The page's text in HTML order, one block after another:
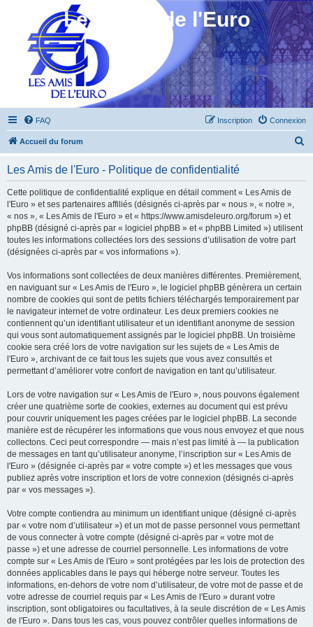
Les Amis de l'Euro
FAQ Connexion
Inscription
Accueil du forum
Les Amis de l'Euro - Politique de confidentialité
Cette politique de confidentialité explique en détail comment « Les Amis de
l'Euro » et ses partenaires affiliés (désignés ci-après par « nous », « notre »,
« nos », « Les Amis de l'Euro » et « https://www.amisdeleuro.org/forum ») et
phpBB (désigné ci-après par « logiciel phpBB » et « phpBB Limited ») utilisent
toutes les informations collectées lors des sessions d’utilisation de votre part
(désignées ci-après par « vos informations »).
Vos informations sont collectées de deux manières différentes. Premièrement,
en naviguant sur « Les Amis de l'Euro », le logiciel phpBB génèrera un certain
nombre de cookies qui sont de petits fichiers téléchargés temporairement par
le navigateur internet de votre ordinateur. Les deux premiers cookies ne
contiennent qu’un identifiant utilisateur et un identifiant anonyme de session
qui vous sont automatiquement assignés par le logiciel phpBB. Un troisième
cookie sera créé lors de votre navigation sur les sujets de « Les Amis de
l'Euro », archivant de ce fait tous les sujets que vous avez consultés et
permettant d’améliorer votre confort de navigation en tant qu’utilisateur.
Lors de votre navigation sur « Les Amis de l'Euro », nous pouvons également
créer une quatrième sorte de cookies, externes au document qui est prévu
pour couvrir uniquement les pages créées par le logiciel phpBB. La seconde
manière est de récupérer les informations que vous nous envoyez et que nous
collectons. Ceci peut correspondre — mais n’est pas limité à — la publication
de messages en tant qu’utilisateur anonyme, l’inscription sur « Les Amis de
l'Euro » (désignée ci-après par « votre compte ») et les messages que vous
publiez après votre inscription et lors de votre connexion (désignés ci-après
par « vos messages »).
Votre compte contiendra au minimum un identifiant unique (désigné ci-après
par « votre nom d’utilisateur ») et un mot de passe personnel vous permettant
de vous connecter à votre compte (désigné ci-après par « votre mot de
passe ») et une adresse de courriel personnelle. Les informations de votre
compte sur « Les Amis de l'Euro » sont protégées par les lois de protection des
données applicables dans le pays qui héberge notre serveur. Toutes les
informations, en-dehors de votre nom d’utilisateur, de votre mot de passe et de
votre adresse de courriel requis par « Les Amis de l'Euro » durant votre
inscription, sont obligatoires ou facultatives, à la seule discrétion de « Les Amis
de l'Euro ». Dans tous les cas, vous pouvez contrôler quelles informations de